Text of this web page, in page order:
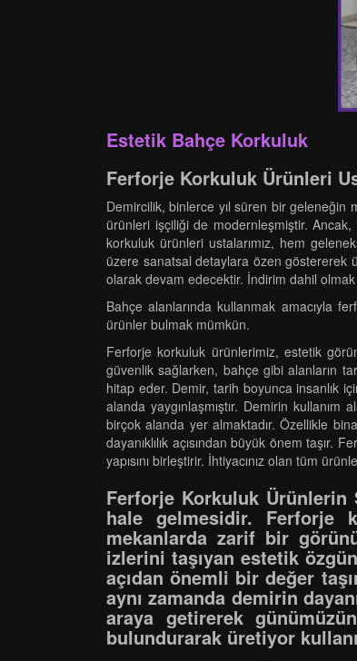
Estetik Bahçe Korkuluk
Ferforje Korkuluk Ürünleri
Demircilik, binlerce yıl süren bir geleneğin
ürünleri işçiliği de modernleşmiştir.
korkuluk ürünleri ustalarımız, hem
üzere sanatsal detaylara özen göstererek
olarak devam edecektir. İndirim dahil
Bahçe alanlarında kullanmak amacıyla
ürünler bulmak mümkün.
Ferforje korkuluk ürünlerimiz, estetik
güvenlik sağlarken, bahçe gibi alanların
hitap eder. Demir, tarih boyunca insanlık
alanda yaygınlaşmıştır. Demirin
birçok alanda yer almaktadır. Özellikle
dayanıklılık açısından büyük önem taşır.
yapısını birleştirir. İhtiyacınız olan tüm
Ferforje Korkuluk
hale gelmesidir. Ferforje
mekanlarda zarif bir
izlerini taşıyan estetik
açıdan önemli bir değer
aynı zamanda demirin
araya getirerek
bulundurarak üretiyor